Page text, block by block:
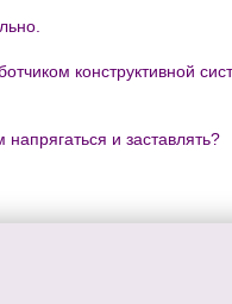
конструктивной
и заставлять?